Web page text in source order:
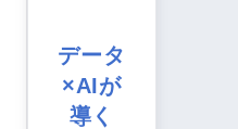
データ
×AIが
導く